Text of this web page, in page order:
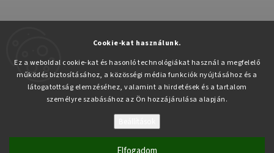
Cookie-kat használunk.
Ez a weboldal cookie-kat és hasonló technológiákat használ a megfelelő
működés biztosításához, a közösségi média funkciók nyújtásához és a
látogatottság elemzéséhez, valamint a hirdetések és a tartalom
személyre szabásához az Ön hozzájárulása alapján.
Copyright 2026Pabex.hu. Minden jog fenntartva.
Süti beállítások szerkesztése